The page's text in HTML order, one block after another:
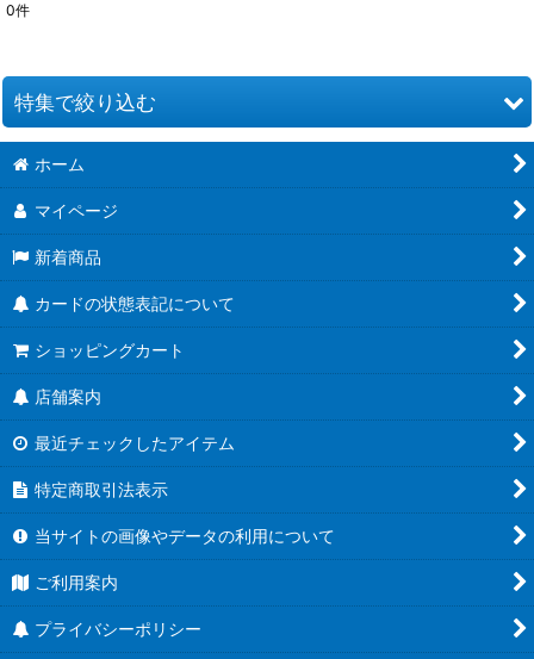
並び順 :
0件
特集で絞り込む
[26RBS02] 幻惑の翔風
[26RCB01]コラボブースター 仮面ライダー 運命の戦線
[26RSD07]コラボスターター 仮面ライダー AGENT OF DREAM
[BS76] エターナルブースター 永皇の輝き
[26RBS01] 創世の鼓動
[26RSD01~06] バトスピエントリーデッキ
[BSC51] ディーバブースター メモリアルレコード
[BSC50] アニメブースター RESONATING STARS
[BS74] 契約編:環 第3章 覇極来臨
ホーム
マイページ
新着商品
カードの状態表記について
ショッピングカート
店舗案内
最近チェックしたアイテム
特定商取引法表示
当サイトの画像やデータの利用について
ご利用案内
プライバシーポリシー